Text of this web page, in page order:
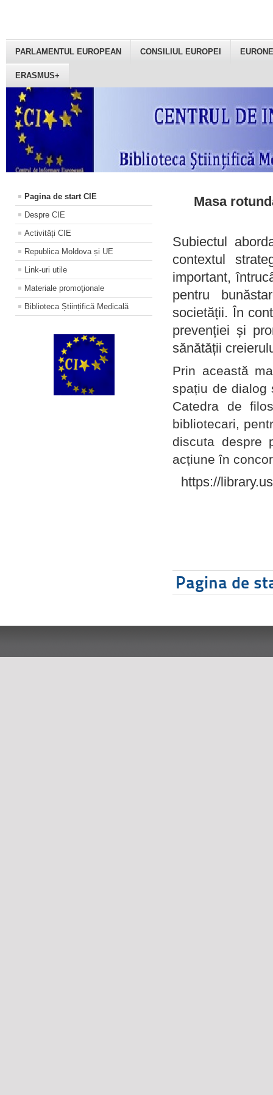
PARLAMENTUL EUROPEAN CONSILIUL EUROPEI
ERASMUS+
Pagina de start CIE
Despre CIE
Activități CIE
Republica Moldova și UE
Link-uri utile
Materiale promoţionale
Biblioteca Științifică Medicală
Masa
Subiectul
contextul
important,
pentru
societății. În
prevenției și
sănătății
Prin această
spațiu de dialog
Catedra de
bibliotecari,
discuta despre
acțiune în
https://
Pagina de